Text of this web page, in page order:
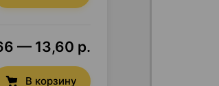
— 13,60 р.
В корзину